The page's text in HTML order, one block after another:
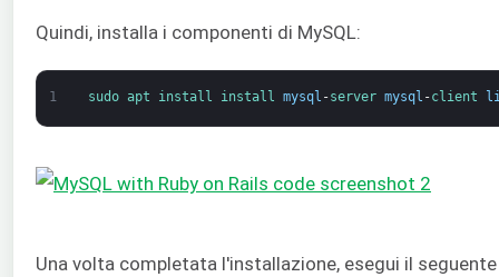
Quindi, installa i componenti di MySQL:
1 sudo apt install install mysql -server mysql -client
Una volta completata l'installazione, esegui il